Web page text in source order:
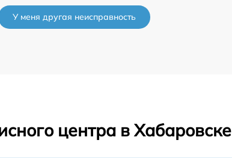
У меня другая неисправность
центра в Хабаровске